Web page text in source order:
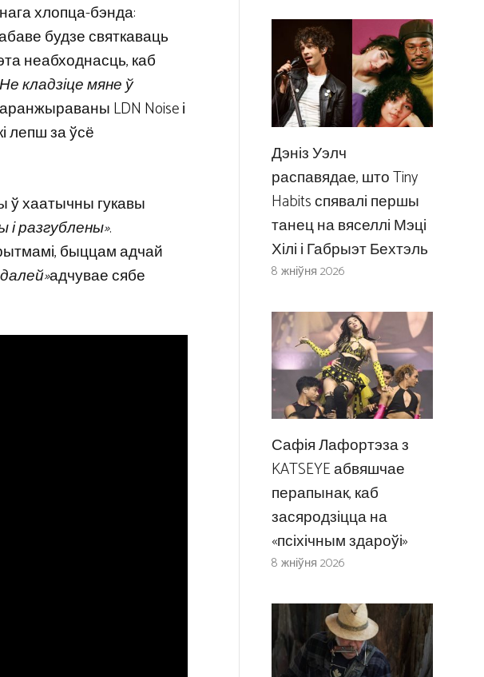
хлопца-бэнда:
будзе святкаваць
неабходнасць, каб
кладзіце мяне ў
LDN Noise і
лепш за ўсё
ў хаатычны гукавы
і разгублены».
быццам адчай
адчувае сябе
Дэніз Уэлч
распавядае, што Tiny
Habits спявалі першы
танец на вяселлі Мэці
Хілі і Габрыэт Бехтэль
8 жніўня 2026
Сафія Лафортэза з
KATSEYE абвяшчае
перапынак, каб
засяродзіцца на
«псіхічным здароўі»
8 жніўня 2026